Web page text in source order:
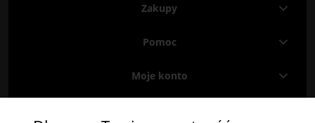
Zakupy
Pomoc
Moje konto